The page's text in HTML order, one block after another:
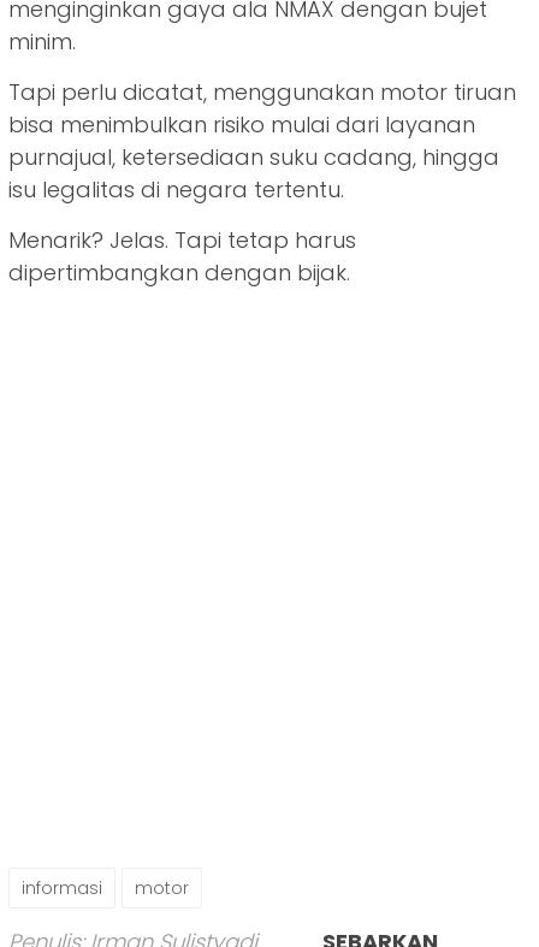
menginginkan gaya ala NMAX dengan bujet
minim.
Tapi perlu dicatat, menggunakan motor tiruan
bisa menimbulkan risiko mulai dari layanan
purnajual, ketersediaan suku cadang, hingga
isu legalitas di negara tertentu.
Menarik? Jelas. Tapi tetap harus
dipertimbangkan dengan bijak.
informasi motor